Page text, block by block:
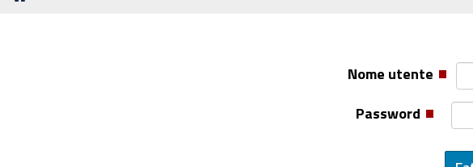
Nome utente
Password